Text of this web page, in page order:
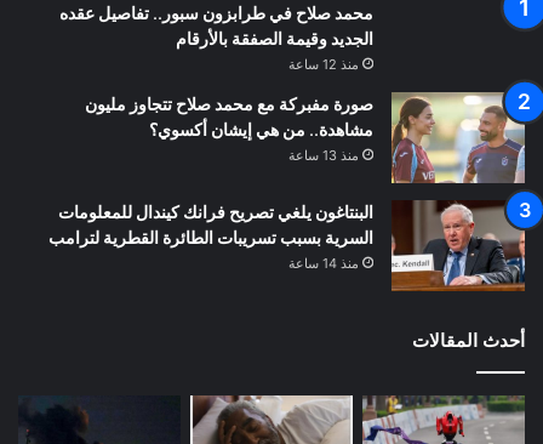
محمد صلاح في طرابزون سبور.. تفاصيل عقده
الجديد وقيمة الصفقة بالأرقام
منذ 12 ساعة
صورة مفبركة مع محمد صلاح تتجاوز مليون
مشاهدة.. من هي إيشان أكسوي؟
منذ 13 ساعة
البنتاغون يلغي تصريح فرانك كيندال للمعلومات
السرية بسبب تسريبات الطائرة القطرية لترامب
منذ 14 ساعة
أحدث المقالات